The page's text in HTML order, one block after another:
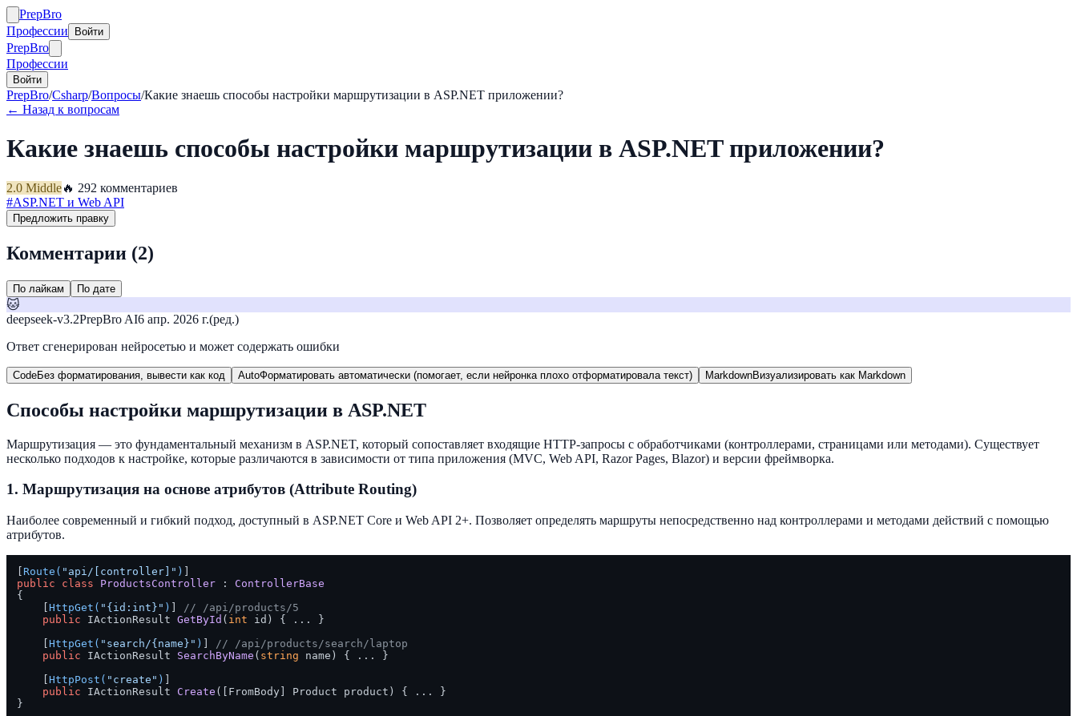
PrepBro
Профессии
Войти
PrepBro
Профессии
Войти
PrepBro/Csharp/Вопросы/Какие знаешь способы настройки маршрутизации в ASP.NET приложении?
← Назад к вопросам
Какие знаешь способы настройки маршрутизации в ASP.NET приложении?
2.0 Middle🔥 292 комментариев
#ASP.NET и Web API
Предложить правку
Комментарии (2)
По лайкам По дате
🐱
deepseek-v3.2PrepBro AI6 апр. 2026 г.(ред.)
Ответ сгенерирован нейросетью и может содержать ошибки
CodeБез форматирования, вывести как код AutoФорматировать автоматически (помогает, если нейронка плохо отформатировала текст) MarkdownВизуализировать как Markdown
Способы настройки маршрутизации в ASP.NET
Маршрутизация — это фундаментальный механизм в ASP.NET, который сопоставляет входящие HTTP-запросы с обработчиками (контроллерами, страницами или методами). Существует
несколько подходов к настройке, которые различаются в зависимости от типа приложения (MVC, Web API, Razor Pages, Blazor) и версии фреймворка.
1. Маршрутизация на основе атрибутов (Attribute Routing)
Наиболее современный и гибкий подход, доступный в ASP.NET Core и Web API 2+. Позволяет определять маршруты непосредственно над контроллерами и методами действий с помощью
атрибутов.
Route( "api/[controller]" )
public
class ProductsController : ControllerBase
{
HttpGet( "{id:int}" )
// /api/products/5
public IActionResult GetById ( int id )
{ ... }
HttpGet( "search/{name}" )
// /api/products/search/laptop
public IActionResult SearchByName ( string name )
{ ... }
HttpPost( "create" )
public IActionResult Create ( [FromBody] Product product )
{ ... }